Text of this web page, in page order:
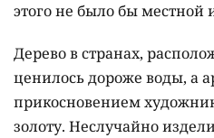
этого не было бы местной
Дерево в странах,
ценилось дороже воды, а
прикосновением
золоту. Неслучайно